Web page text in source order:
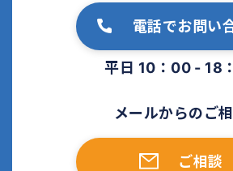
電話でお問い
平日 10：00 - 18
メールからのご
ご相談